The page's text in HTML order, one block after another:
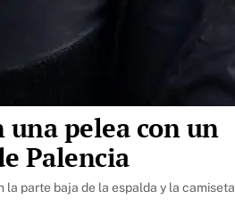
una pelea con un
Palencia
la parte baja de la espalda y la camiseta